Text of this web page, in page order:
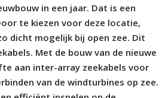
in een jaar. Dat is een
te kiezen voor deze locatie,
dicht mogelijk bij open zee. Dit
Met de bouw van de nieuwe
aan inter-array zeekabels voor
van de windturbines op zee.